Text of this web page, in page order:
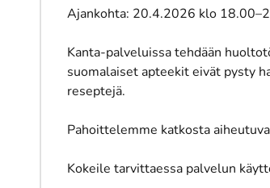
Ajankohta: 20.4.2026 klo
Kanta-palveluissa tehdään
suomalaiset apteekit eivät pysty
reseptejä.
Pahoittelemme katkosta
Kokeile tarvittaessa palvelun